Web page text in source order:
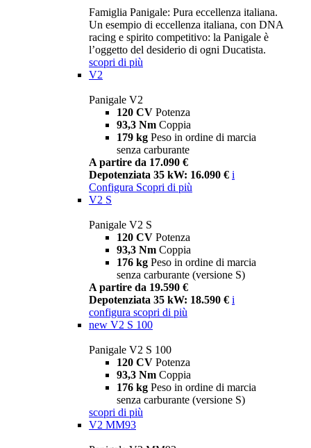
Famiglia Panigale: Pura eccellenza italiana.
Un esempio di eccellenza italiana, con DNA
racing e spirito competitivo: la Panigale è
l’oggetto del desiderio di ogni Ducatista.
scopri di più
V2
Panigale V2
120 CV Potenza
93,3 Nm Coppia
179 kg Peso in ordine di marcia
senza carburante
A partire da 17.090 €
Depotenziata 35 kW: 16.090 € i
Configura Scopri di più
V2 S
Panigale V2 S
120 CV Potenza
93,3 Nm Coppia
176 kg Peso in ordine di marcia
senza carburante (versione S)
A partire da 19.590 €
Depotenziata 35 kW: 18.590 € i
configura scopri di più
new V2 S 100
Panigale V2 S 100
120 CV Potenza
93,3 Nm Coppia
176 kg Peso in ordine di marcia
senza carburante (versione S)
scopri di più
V2 MM93